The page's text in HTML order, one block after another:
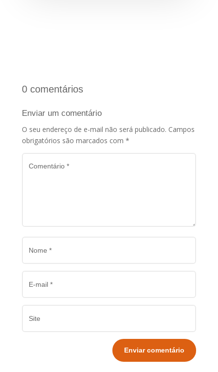
0 comentários
Enviar um comentário
O seu endereço de e-mail não será publicado. Campos
obrigatórios são marcados com *
Enviar comentário